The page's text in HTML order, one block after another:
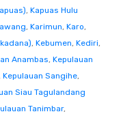
, Kapuas Hulu
, Karimun, Karo,
, Kebumen, Kediri,
Anambas, Kepulauan
Kepulauan Sangihe,
Siau Tagulandang
Tanimbar,